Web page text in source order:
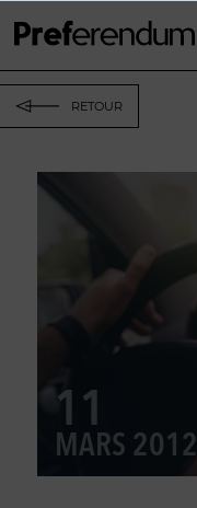
RETOUR
11
MARS 2012